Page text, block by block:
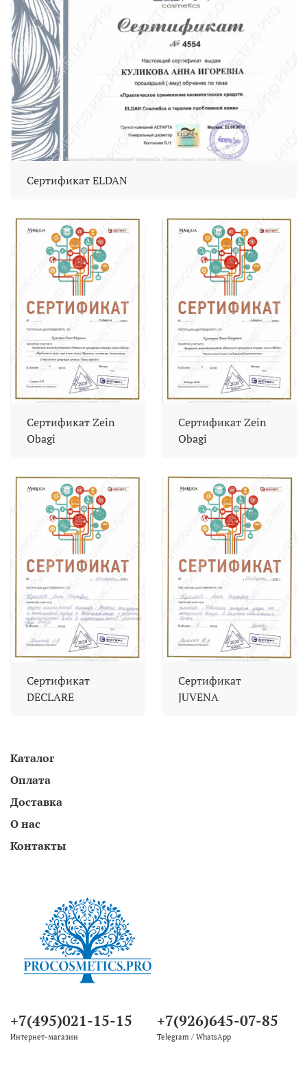
Сертификат ELDAN
Сертификат Zein
Obagi
Сертификат Zein
Obagi
Сертификат
DECLARE
Сертификат
JUVENA
Каталог
Оплата
Доставка
О нас
Контакты
+7(495)021-15-15
Интернет-магазин
+7(926)645-07-85
Telegram / WhatsApp